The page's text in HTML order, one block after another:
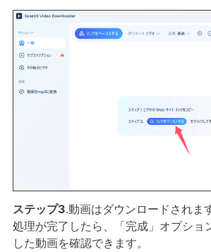
ステップ3.動画はダウンロードされま
処理が完了したら、「完成」オプショ
した動画を確認できます。